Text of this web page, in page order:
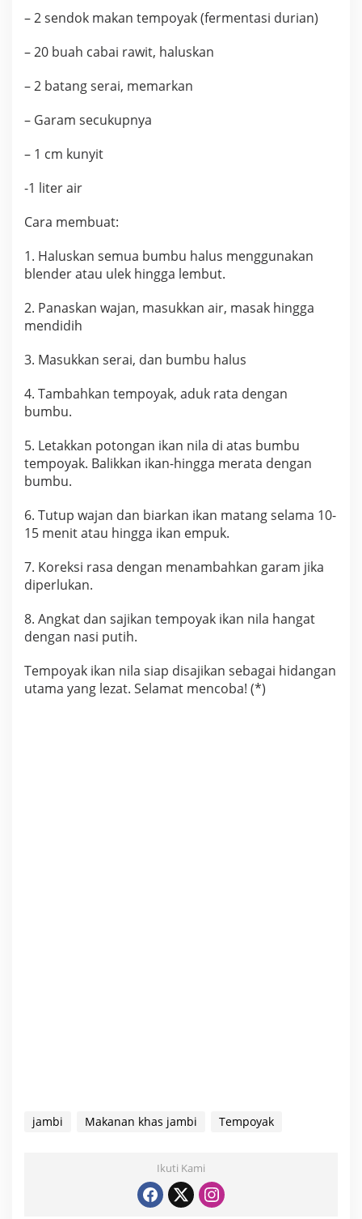
– 2 sendok makan tempoyak (fermentasi durian)
– 20 buah cabai rawit, haluskan
– 2 batang serai, memarkan
– Garam secukupnya
– 1 cm kunyit
-1 liter air
Cara membuat:
1. Haluskan semua bumbu halus menggunakan
blender atau ulek hingga lembut.
2. Panaskan wajan, masukkan air, masak hingga
mendidih
3. Masukkan serai, dan bumbu halus
4. Tambahkan tempoyak, aduk rata dengan
bumbu.
5. Letakkan potongan ikan nila di atas bumbu
tempoyak. Balikkan ikan-hingga merata dengan
bumbu.
6. Tutup wajan dan biarkan ikan matang selama 10-
15 menit atau hingga ikan empuk.
7. Koreksi rasa dengan menambahkan garam jika
diperlukan.
8. Angkat dan sajikan tempoyak ikan nila hangat
dengan nasi putih.
Tempoyak ikan nila siap disajikan sebagai hidangan
utama yang lezat. Selamat mencoba! (*)
jambi Makanan khas jambi Tempoyak
Ikuti Kami